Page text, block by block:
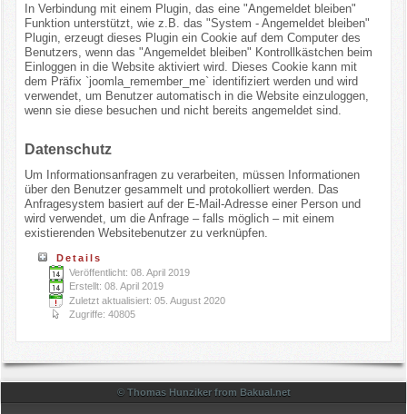
In Verbindung mit einem Plugin, das eine "Angemeldet bleiben"
Funktion unterstützt, wie z.B. das "System - Angemeldet bleiben"
Plugin, erzeugt dieses Plugin ein Cookie auf dem Computer des
Benutzers, wenn das "Angemeldet bleiben" Kontrollkästchen beim
Einloggen in die Website aktiviert wird. Dieses Cookie kann mit
dem Präfix `joomla_remember_me` identifiziert werden und wird
verwendet, um Benutzer automatisch in die Website einzuloggen,
wenn sie diese besuchen und nicht bereits angemeldet sind.
Datenschutz
Um Informationsanfragen zu verarbeiten, müssen Informationen
über den Benutzer gesammelt und protokolliert werden. Das
Anfragesystem basiert auf der E-Mail-Adresse einer Person und
wird verwendet, um die Anfrage – falls möglich – mit einem
existierenden Websitebenutzer zu verknüpfen.
Details
Veröffentlicht: 08. April 2019
Erstellt: 08. April 2019
Zuletzt aktualisiert: 05. August 2020
Zugriffe: 40805
© Thomas Hunziker from Bakual.net